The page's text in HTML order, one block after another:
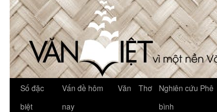
Số đặc
biệt
Vấn đề hôm
nay
Văn Thơ
Nghiên cứu Phê
bình